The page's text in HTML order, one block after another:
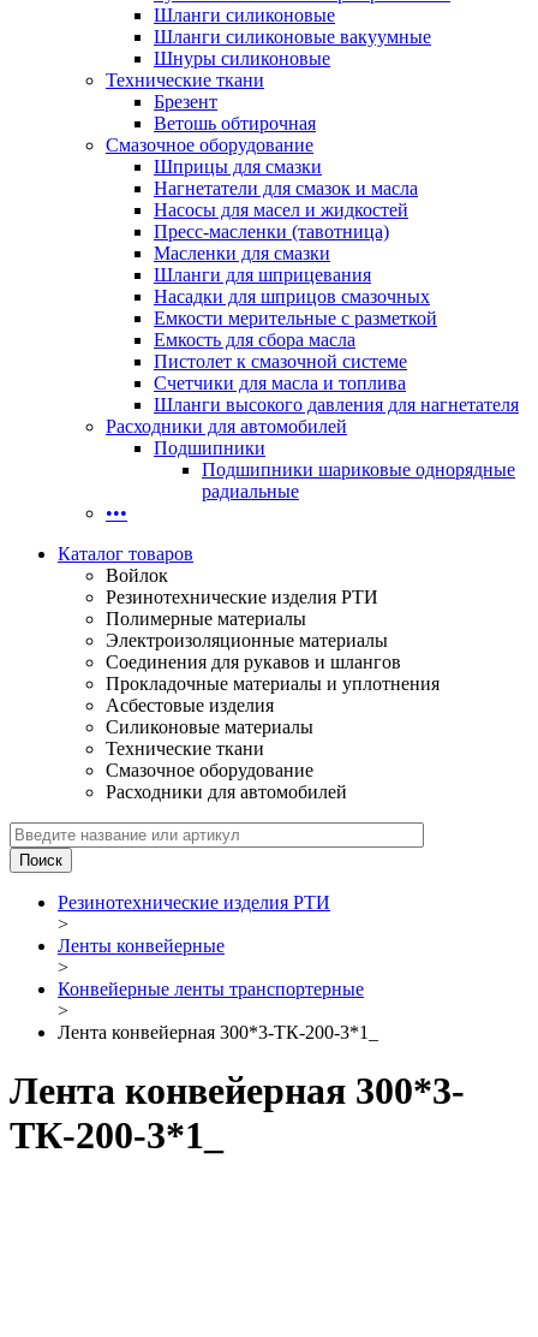
Шланги силиконовые
Шланги силиконовые вакуумные
Шнуры силиконовые
Технические ткани
Брезент
Ветошь обтирочная
Смазочное оборудование
Шприцы для смазки
Нагнетатели для смазок и масла
Насосы для масел и жидкостей
Пресс-масленки (тавотница)
Масленки для смазки
Шланги для шприцевания
Насадки для шприцов смазочных
Емкости мерительные с разметкой
Емкость для сбора масла
Пистолет к смазочной системе
Счетчики для масла и топлива
Шланги высокого давления для нагнетателя
Расходники для автомобилей
Подшипники
Подшипники шариковые однорядные
радиальные
•••
Каталог товаров
Войлок
Резинотехнические изделия РТИ
Полимерные материалы
Электроизоляционные материалы
Соединения для рукавов и шлангов
Прокладочные материалы и уплотнения
Асбестовые изделия
Силиконовые материалы
Технические ткани
Смазочное оборудование
Расходники для автомобилей
Резинотехнические изделия РТИ
>
Ленты конвейерные
>
Конвейерные ленты транспортерные
>
Лента конвейерная 300*3-ТК-200-3*1_
Лента конвейерная 300*3-
ТК-200-3*1_